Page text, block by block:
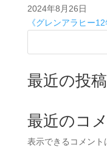
2024年8月26日
《グレンアラヒー12
最近の投稿
最近のコ
表示できるコメント